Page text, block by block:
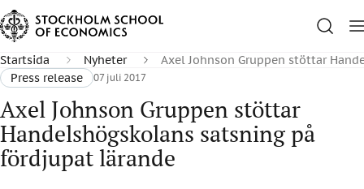
Startsida Nyheter
Axel Johnson Gruppen stöttar
Press release
07 juli 2017
Axel Johnson Gruppen stöttar
Handelshögskolans satsning på
fördjupat lärande